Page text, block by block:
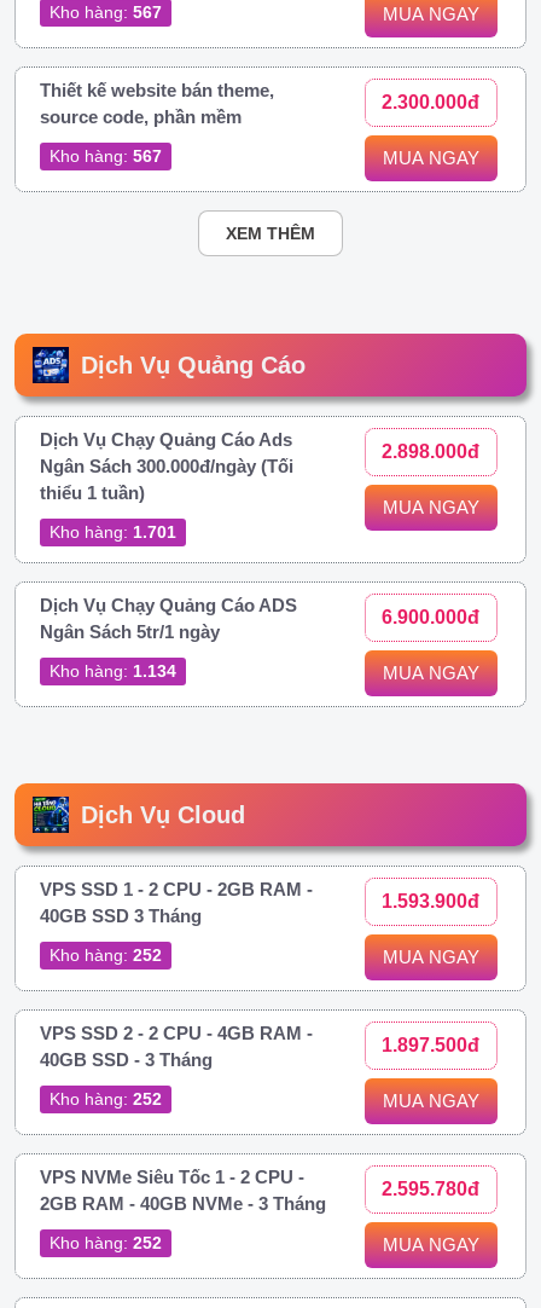
Kho hàng: 567 MUA NGAY
Thiết kế website bán theme,
source code, phần mềm
Kho hàng: 567
2.300.000đ
MUA NGAY
XEM THÊM
Dịch Vụ Quảng Cáo
Dịch Vụ Chạy Quảng Cáo Ads
Ngân Sách 300.000đ/ngày (Tối
thiểu 1 tuần)
Kho hàng: 1.701
2.898.000đ
MUA NGAY
Dịch Vụ Chạy Quảng Cáo ADS
Ngân Sách 5tr/1 ngày
Kho hàng: 1.134
6.900.000đ
MUA NGAY
Dịch Vụ Cloud
VPS SSD 1 - 2 CPU - 2GB RAM -
40GB SSD 3 Tháng
Kho hàng: 252
1.593.900đ
MUA NGAY
VPS SSD 2 - 2 CPU - 4GB RAM -
40GB SSD - 3 Tháng
Kho hàng: 252
1.897.500đ
MUA NGAY
VPS NVMe Siêu Tốc 1 - 2 CPU -
2GB RAM - 40GB NVMe - 3 Tháng
Kho hàng: 252
2.595.780đ
MUA NGAY